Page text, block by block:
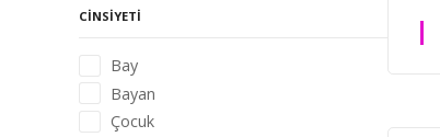
CINSIYETI
Bay
Bayan
Çocuk